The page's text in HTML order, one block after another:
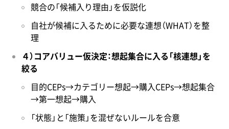
競合の「候補入り理由」を仮説化
自社が候補に入るために必要な連想（WHAT）を整
理
４）コアバリュー仮決定：想起集合に入る「核連想」を
絞る
目的CEPs→カテゴリー想起→購入CEPs→想起集合
→第一想起→購入
「状態」と「施策」を混ぜないルールを合意